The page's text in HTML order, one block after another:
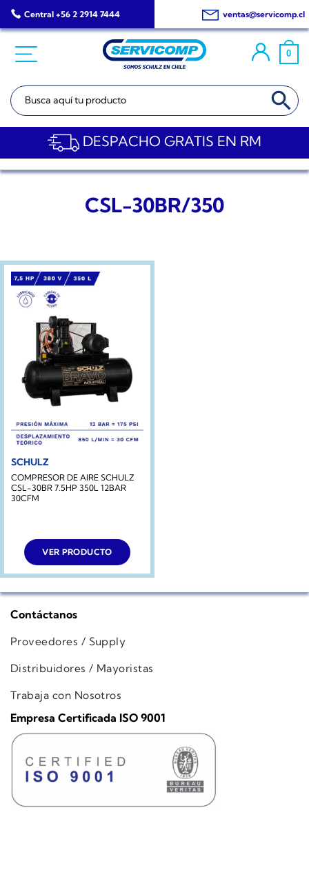
Saltar
al
Central +56 2 2914 7444 ventas@servicomp.cl
0
Buscar: BOTÓN DE
DESPACHO GRATIS EN RM
CSL-30BR/350
SCHULZ
COMPRESOR DE AIRE SCHULZ
CSL-30BR 7.5HP 350L 12BAR
30CFM
VER PRODUCTO
Contáctanos
Proveedores / Supply
Distribuidores / Mayoristas
Trabaja con Nosotros
Empresa Certificada ISO 9001